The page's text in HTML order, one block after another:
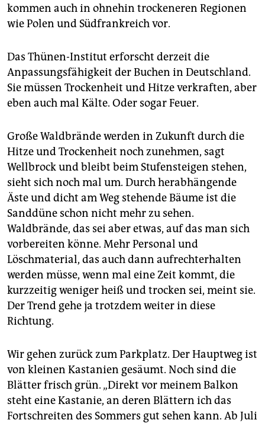
kommen auch in ohnehin trockeneren Regionen
wie Polen und Südfrankreich vor.
Das Thünen-Institut erforscht derzeit die
Anpassungsfähigkeit der Buchen in Deutschland.
Sie müssen Trockenheit und Hitze verkraften, aber
eben auch mal Kälte. Oder sogar Feuer.
Große Waldbrände werden in Zukunft durch die
Hitze und Trockenheit noch zunehmen, sagt
Wellbrock und bleibt beim Stufensteigen stehen,
sieht sich noch mal um. Durch herabhängende
Äste und dicht am Weg stehende Bäume ist die
Sanddüne schon nicht mehr zu sehen.
Waldbrände, das sei aber etwas, auf das man sich
vorbereiten könne. Mehr Personal und
Löschmaterial, das auch dann aufrechterhalten
werden müsse, wenn mal eine Zeit kommt, die
kurzzeitig weniger heiß und trocken sei, meint sie.
Der Trend gehe ja trotzdem weiter in diese
Richtung.
Wir gehen zurück zum Parkplatz. Der Hauptweg ist
von kleinen Kastanien gesäumt. Noch sind die
Blätter frisch grün. „Direkt vor meinem Balkon
steht eine Kastanie, an deren Blättern ich das
Fortschreiten des Sommers gut sehen kann. Ab Juli